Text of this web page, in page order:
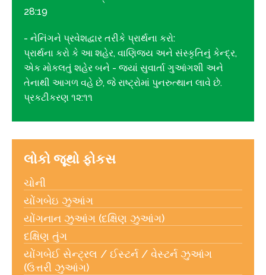
28:19
- નેનિંગને પ્રવેશદ્વાર તરીકે પ્રાર્થના કરો:
પ્રાર્થના કરો કે આ શહેર, વાણિજ્ય અને સંસ્કૃતિનું કેન્દ્ર,
એક મોકલતું શહેર બને - જ્યાં સુવાર્તા ગુઆંગશી અને
તેનાથી આગળ વહે છે, જે રાષ્ટ્રોમાં પુનરુત્થાન લાવે છે.
પ્રકટીકરણ ૧૨:૧૧
લોકો જૂથો ફોકસ
ચોની
યોંગબેઇ ઝુઆંગ
યોંગનાન ઝુઆંગ (દક્ષિણ ઝુઆંગ)
દક્ષિણ તુંગ
યોંગબેઈ સેન્ટ્રલ / ઈસ્ટર્ન / વેસ્ટર્ન ઝુઆંગ
(ઉત્તરી ઝુઆંગ)